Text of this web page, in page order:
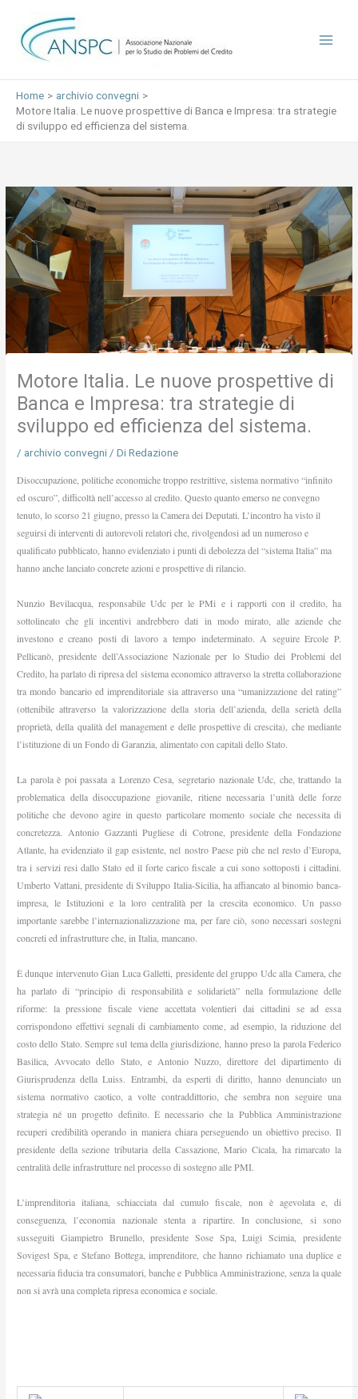
contenuto
Home
archivio convegni
Motore Italia. Le nuove prospettive di Banca e Impresa: tra strategie
di sviluppo ed efficienza del sistema.
Motore Italia. Le nuove prospettive di
Banca e Impresa: tra strategie di
sviluppo ed efficienza del sistema.
/ archivio convegni / DiRedazione
Disoccupazione, politiche economiche troppo restrittive, sistema normativo “infinito
ed oscuro”, difficoltà nell’accesso al credito. Questo quanto emerso ne convegno
tenuto, lo scorso 21 giugno, presso la Camera dei Deputati. L’incontro ha visto il
seguirsi di interventi di autorevoli relatori che, rivolgendosi ad un numeroso e
qualificato pubblicato, hanno evidenziato i punti di debolezza del “sistema Italia” ma
hanno anche lanciato concrete azioni e prospettive di rilancio.
Nunzio Bevilacqua, responsabile Udc per le PMi e i rapporti con il credito, ha
sottolineato che gli incentivi andrebbero dati in modo mirato, alle aziende che
investono e creano posti di lavoro a tempo indeterminato. A seguire Ercole P.
Pellicanò, presidente dell’Associazione Nazionale per lo Studio dei Problemi del
Credito, ha parlato di ripresa del sistema economico attraverso la stretta collaborazione
tra mondo bancario ed imprenditoriale sia attraverso una “umanizzazione del rating”
(ottenibile attraverso la valorizzazione della storia dell’azienda, della serietà della
proprietà, della qualità del management e delle prospettive di crescita), che mediante
l’istituzione di un Fondo di Garanzia, alimentato con capitali dello Stato.
La parola è poi passata a Lorenzo Cesa, segretario nazionale Udc, che, trattando la
problematica della disoccupazione giovanile, ritiene necessaria l’unità delle forze
politiche che devono agire in questo particolare momento sociale che necessita di
concretezza. Antonio Gazzanti Pugliese di Cotrone, presidente della Fondazione
Atlante, ha evidenziato il gap esistente, nel nostro Paese più che nel resto d’Europa,
tra i servizi resi dallo Stato ed il forte carico fiscale a cui sono sottoposti i cittadini.
Umberto Vattani, presidente di Sviluppo Italia-Sicilia, ha affiancato al binomio banca-
impresa, le Istituzioni e la loro centralità per la crescita economico. Un passo
importante sarebbe l’internazionalizzazione ma, per fare ciò, sono necessari sostegni
concreti ed infrastrutture che, in Italia, mancano.
È dunque intervenuto Gian Luca Galletti, presidente del gruppo Udc alla Camera, che
ha parlato di “principio di responsabilità e solidarietà” nella formulazione delle
riforme: la pressione fiscale viene accettata volentieri dai cittadini se ad essa
corrispondono effettivi segnali di cambiamento come, ad esempio, la riduzione del
costo dello Stato. Sempre sul tema della giurisdizione, hanno preso la parola Federico
Basilica, Avvocato dello Stato, e Antonio Nuzzo, direttore del dipartimento di
Giurisprudenza della Luiss. Entrambi, da esperti di diritto, hanno denunciato un
sistema normativo caotico, a volte contraddittorio, che sembra non seguire una
strategia né un progetto definito. È necessario che la Pubblica Amministrazione
recuperi credibilità operando in maniera chiara perseguendo un obiettivo preciso. Il
presidente della sezione tributaria della Cassazione, Mario Cicala, ha rimarcato la
centralità delle infrastrutture nel processo di sostegno alle PMI.
L’imprenditoria italiana, schiacciata dal cumulo fiscale, non è agevolata e, di
conseguenza, l’economia nazionale stenta a ripartire. In conclusione, si sono
susseguiti Giampietro Brunello, presidente Sose Spa, Luigi Scimia, presidente
Sovigest Spa, e Stefano Bottega, imprenditore, che hanno richiamato una duplice e
necessaria fiducia tra consumatori, banche e Pubblica Amministrazione, senza la quale
non si avrà una completa ripresa economica e sociale.